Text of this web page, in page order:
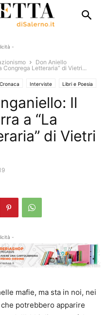
-
Don Aniello
Congrega Letteraria” di Vietri...
Cronaca Interviste Libri e Poesia
Romanzi
Il
a “La
di Vietri
-
mafie, ma sta in noi, nei
potrebbero apparire